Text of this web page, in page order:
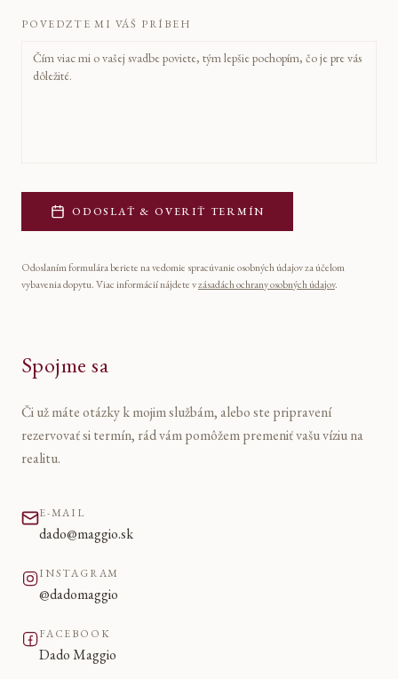
POVEDZTE MI VÁŠ PRÍBEH
ODOSLAŤ & OVERIŤ TERMÍN
Odoslaním formulára beriete na vedomie spracúvanie osobných údajov za účelom
vybavenia dopytu. Viac informácií nájdete vzásadách ochrany osobných údajov.
Spojme sa
Či už máte otázky k mojim službám, alebo ste pripravení
rezervovať si termín, rád vám pomôžem premeniť vašu víziu na
realitu.
E-MAIL
dado@maggio.sk
INSTAGRAM
@dadomaggio
FACEBOOK
Dado Maggio